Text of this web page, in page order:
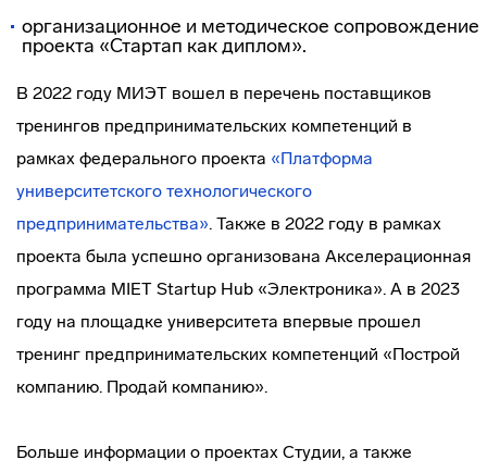
организационное и методическое сопровождение
проекта «Стартап как диплом».
В 2022 году МИЭТ вошел в перечень поставщиков
тренингов предпринимательских компетенций в
рамках федерального проекта «Платформа
университетского технологического
предпринимательства». Также в 2022 году в рамках
проекта была успешно организована Акселерационная
программа MIET Startup Hub «Электроника». А в 2023
году на площадке университета впервые прошел
тренинг предпринимательских компетенций «Построй
компанию. Продай компанию».
Больше информации о проектах Студии, а также